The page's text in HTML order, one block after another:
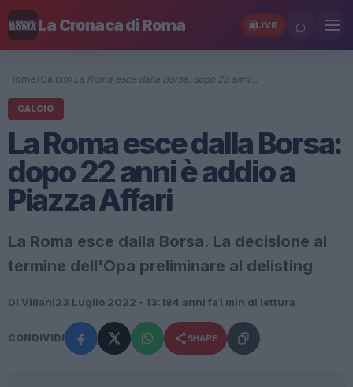
La Cronaca di Roma LIVE ⌕
Home› Calcio› La Roma esce dalla Borsa: dopo 22 anni…
CALCIO
La Roma esce dalla Borsa:
dopo 22 anni è addio a
Piazza Affari
La Roma esce dalla Borsa. La decisione al
termine dell'Opa preliminare al delisting
Di Villani23 Luglio 2022 - 13:184 anni fa1 min di lettura
CONDIVIDI SHARE